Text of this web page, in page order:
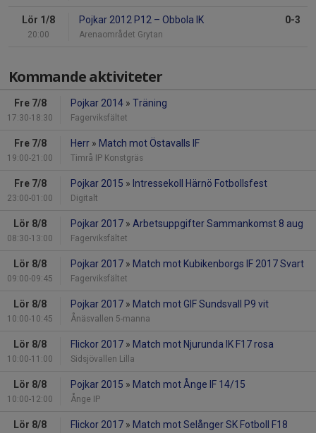
Lör 1/8
20:00
Pojkar 2012 P12 – Obbola IK
Arenaområdet Grytan
0-3
Kommande aktiviteter
Fre 7/8
17:30-18:30
Pojkar 2014 » Träning
Fagerviksfältet
Fre 7/8
19:00-21:00
Herr » Match mot Östavalls IF
Timrå IP Konstgräs
Fre 7/8
23:00-01:00
Pojkar 2015 » Intressekoll Härnö Fotbollsfest
Digitalt
Lör 8/8
08:30-13:00
Pojkar 2017 » Arbetsuppgifter Sammankomst 8 aug
Fagerviksfältet
Lör 8/8
09:00-09:45
Pojkar 2017 » Match mot Kubikenborgs IF 2017 Svart
Fagerviksfältet
Lör 8/8
10:00-10:45
Pojkar 2017 » Match mot GIF Sundsvall P9 vit
Ånäsvallen 5-manna
Lör 8/8
10:00-11:00
Flickor 2017 » Match mot Njurunda IK F17 rosa
Sidsjövallen Lilla
Lör 8/8
10:00-12:00
Pojkar 2015 » Match mot Ånge IF 14/15
Ånge IP
Lör 8/8 Flickor 2017 » Match mot Selånger SK Fotboll F18